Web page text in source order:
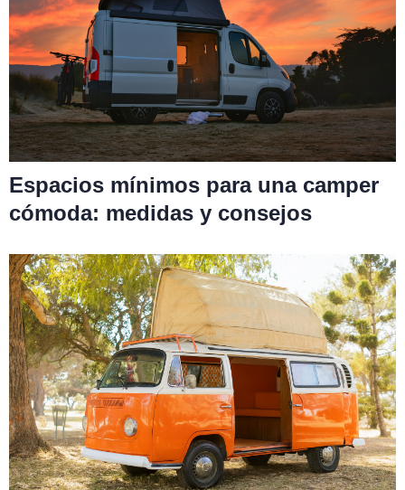
Espacios mínimos para una camper
cómoda: medidas y consejos